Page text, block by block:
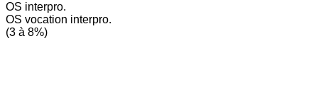
OS interpro.
OS vocation interpro.
(3 à 8%)